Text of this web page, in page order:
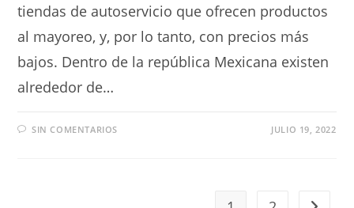
tiendas de autoservicio que ofrecen productos
al mayoreo, y, por lo tanto, con precios más
bajos. Dentro de la república Mexicana existen
alrededor de…
SIN COMENTARIOS JULIO 19, 2022